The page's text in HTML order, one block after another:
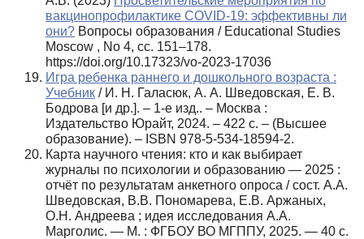
вакцинопрофилактике COVID-19: эффективны ли
они? Вопросы образования / Educational Studies
Moscow , No 4, сс. 151–178.
https://doi.org/10.17323/vo-2023-17036
Игра ребенка раннего и дошкольного возраста :
Учебник / И. Н. Галасюк, А. А. Шведовская, Е. В.
Бодрова [и др.]. – 1-е изд.. – Москва :
Издательство Юрайт, 2024. – 422 с. – (Высшее
образование). – ISBN 978-5-534-18594-2.
Карта научного чтения: кто и как выбирает
журналы по психологии и образованию — 2025 :
отчёт по результатам анкетного опроса / сост. А.А.
Шведовская, В.В. Пономарева, Е.В. Аржаных,
О.Н. Андреева ; идея исследования А.А.
Марголис. — М. : ФГБОУ ВО МГППУ, 2025. — 40 с.